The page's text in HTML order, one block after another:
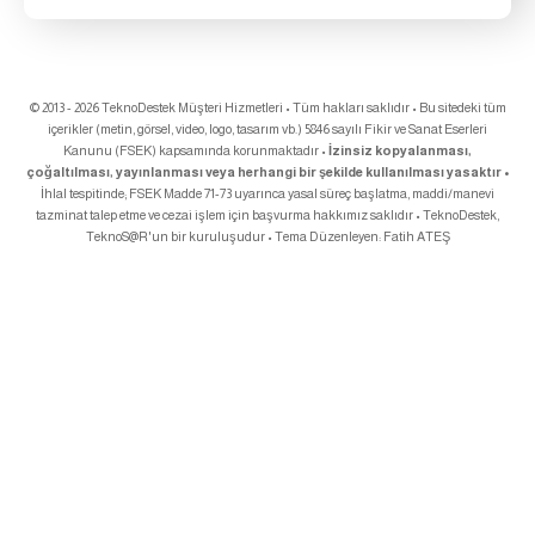
© 2013 - 2026 TeknoDestek Müşteri Hizmetleri • Tüm hakları saklıdır • Bu sitedeki tüm
içerikler (metin, görsel, video, logo, tasarım vb.) 5846 sayılı Fikir ve Sanat Eserleri
Kanunu (FSEK) kapsamında korunmaktadır • İzinsiz kopyalanması,
çoğaltılması, yayınlanması veya herhangi bir şekilde kullanılması yasaktır •
İhlal tespitinde; FSEK Madde 71-73 uyarınca yasal süreç başlatma, maddi/manevi
tazminat talep etme ve cezai işlem için başvurma hakkımız saklıdır • TeknoDestek,
TeknoS@R'un bir kuruluşudur • Tema Düzenleyen: Fatih ATEŞ